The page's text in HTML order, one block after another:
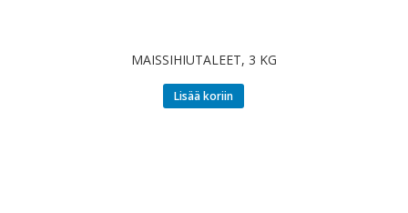
MAISSIHIUTALEET, 3 KG
Lisää koriin